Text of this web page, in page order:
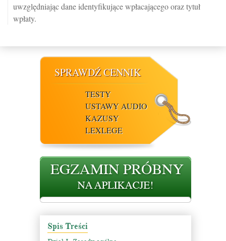
uwzględniając dane identyfikujące wpłacającego oraz tytuł
wpłaty.
SPRAWDŹ CENNIK
TESTY
USTAWY AUDIO
KAZUSY
LEXLEGE
Spis Treści